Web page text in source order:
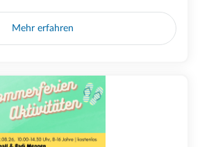
Mehr erfahren